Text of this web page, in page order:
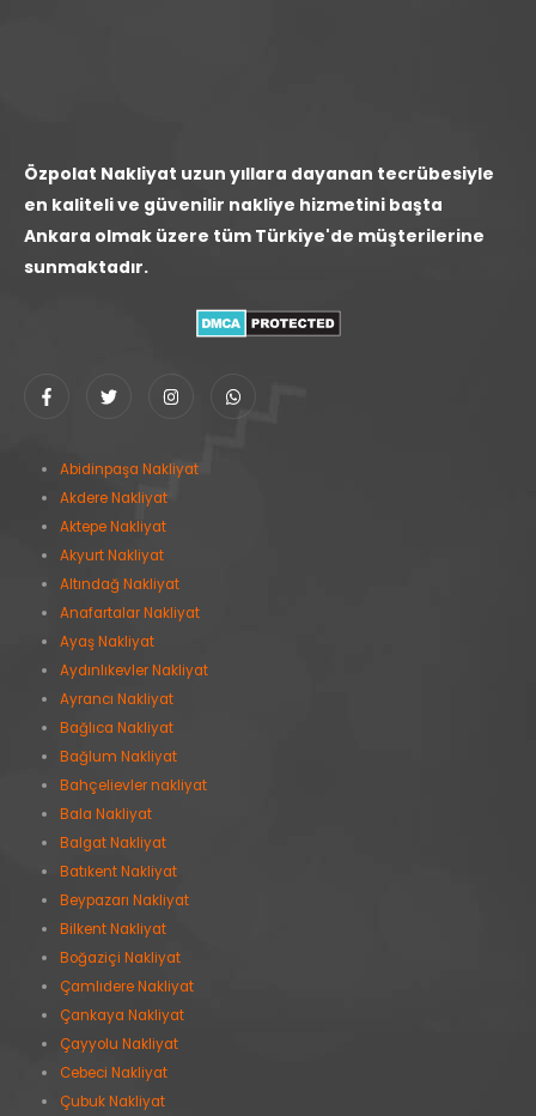
Özpolat Nakliyat uzun yıllara dayanan tecrübesiyle
en kaliteli ve güvenilir nakliye hizmetini başta
Ankara olmak üzere tüm Türkiye'de müşterilerine
sunmaktadır.
Abidinpaşa Nakliyat
Akdere Nakliyat
Aktepe Nakliyat
Akyurt Nakliyat
Altındağ Nakliyat
Anafartalar Nakliyat
Ayaş Nakliyat
Aydınlıkevler Nakliyat
Ayrancı Nakliyat
Bağlıca Nakliyat
Bağlum Nakliyat
Bahçelievler nakliyat
Bala Nakliyat
Balgat Nakliyat
Batıkent Nakliyat
Beypazarı Nakliyat
Bilkent Nakliyat
Boğaziçi Nakliyat
Çamlıdere Nakliyat
Çankaya Nakliyat
Çayyolu Nakliyat
Cebeci Nakliyat
Çubuk Nakliyat